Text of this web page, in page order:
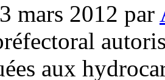
mars 2012 par
aux